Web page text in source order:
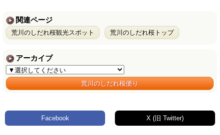
関連ページ
荒川のしだれ桜観光スポット 荒川のしだれ桜トップ
アーカイブ
荒川のしだれ桜便り
Facebook X (旧 Twitter)